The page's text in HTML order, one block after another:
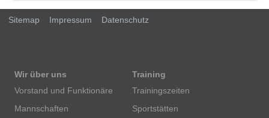
Sitemap Impressum Datenschutz
Wir über uns
Vorstand und Funktionäre
Mannschaften
Training
Trainingszeiten
Sportstätten